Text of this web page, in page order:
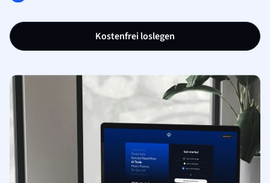
Kostenfrei loslegen